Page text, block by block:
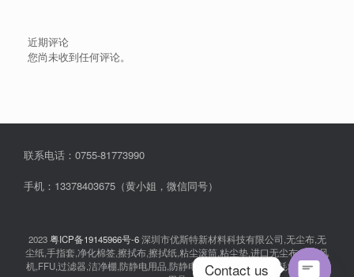
近期评论
您尚未收到任何评论。
联系电话：0755-81773990
手机：13378403675（黄小姐，微信同号）
2023粤ICP备19145966号-6深圳市优斯特新材料科技有限公司,无尘布,无
尘纸,手指套,净化棉签,擦拭布,擦拭纸,粘尘滚筒,粘尘垫,进口无尘布,离子风
机,FFU,过滤器,洁净棚,防静电用品,防静电衣服,无尘室消耗品,耗材,实验室
Contact us